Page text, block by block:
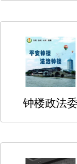
钟楼政法委